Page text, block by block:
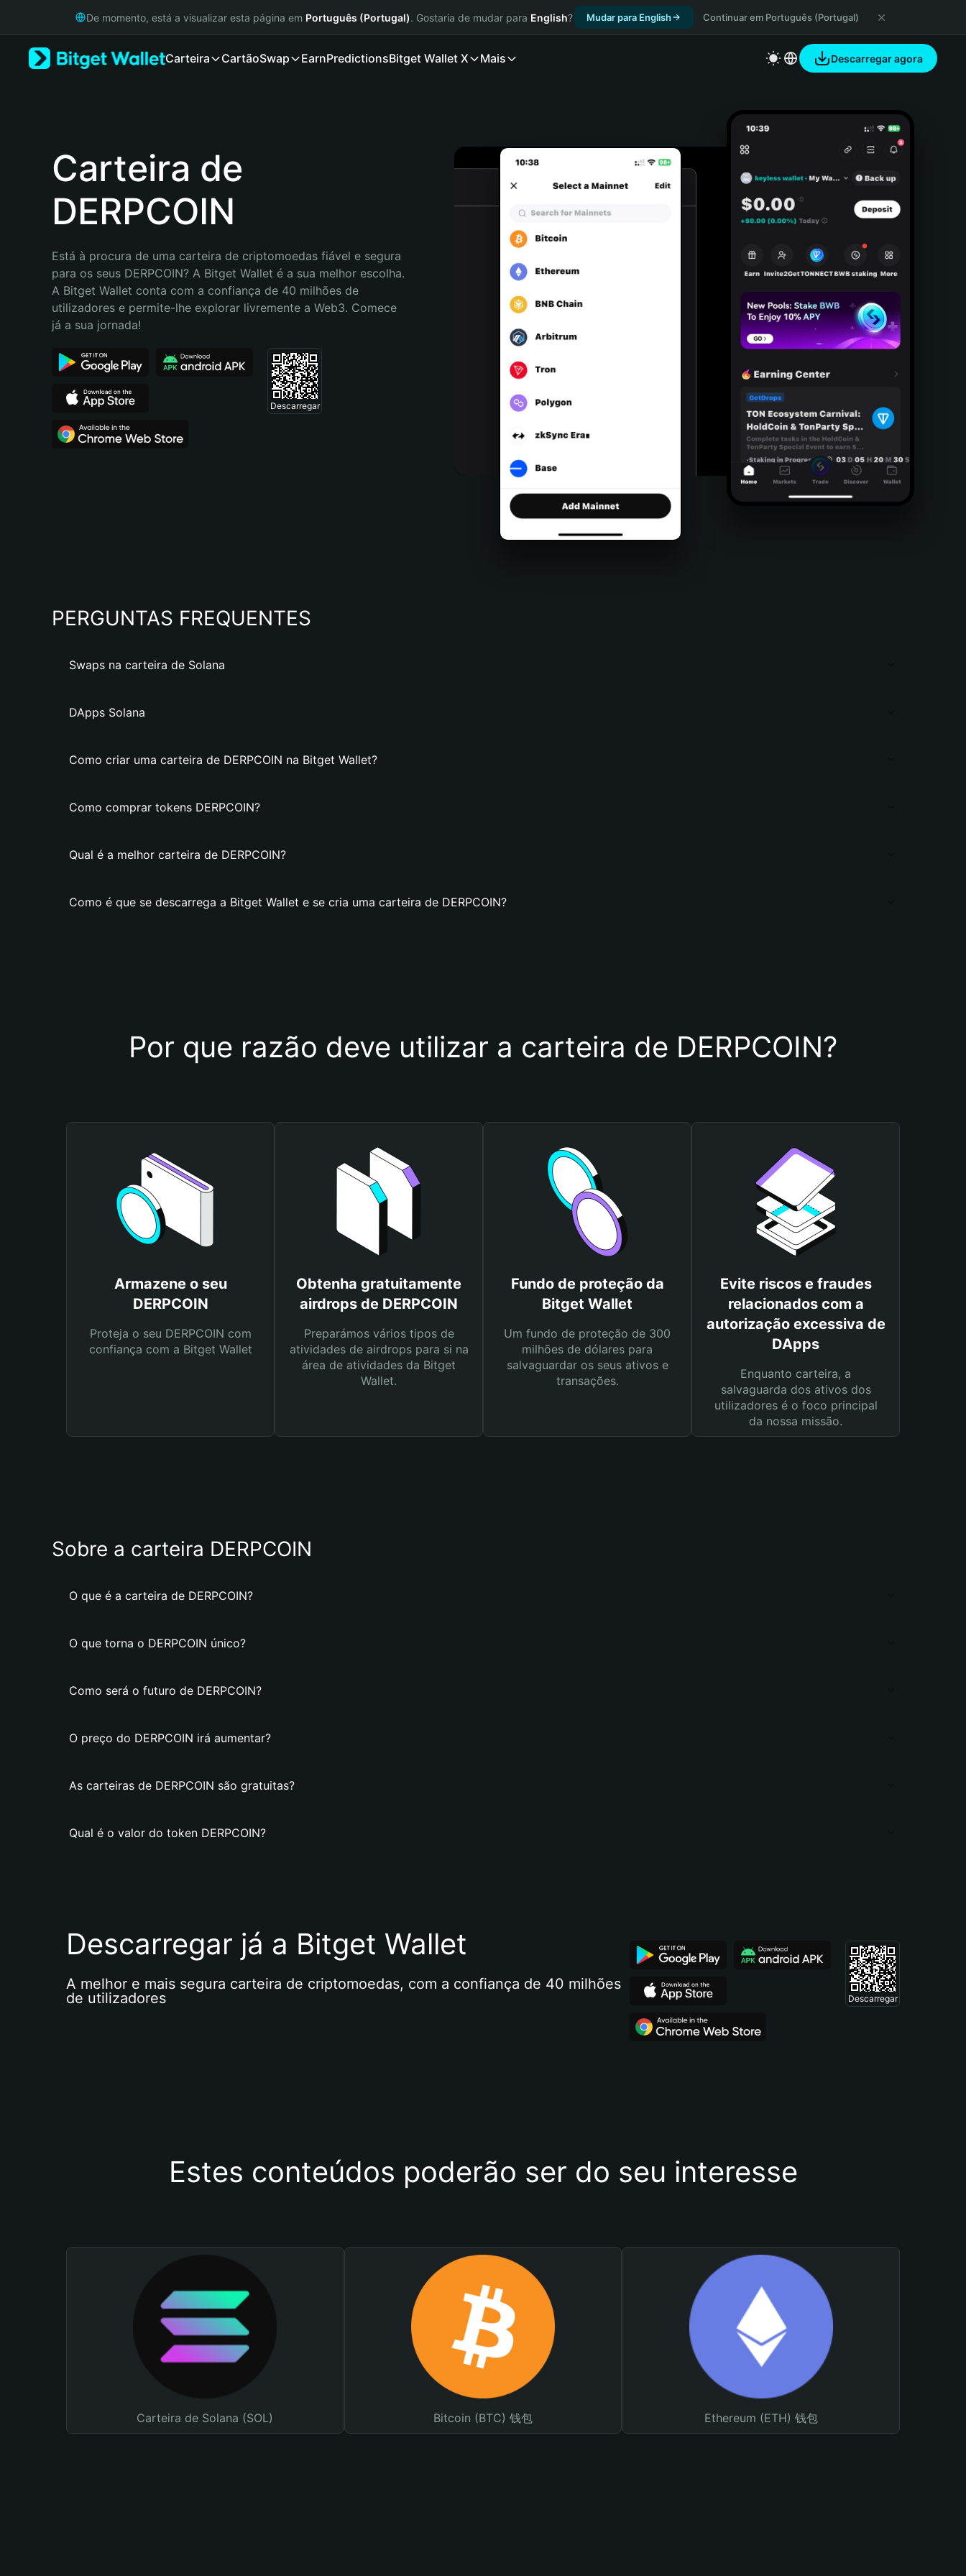
Русский
Português (Portugal)
Bahasa Indonesia
Português (Brasil)
Español (Argentina)
De momento, está a visualizar esta página em Português (Portugal). Gostaria de mudar para English? Mudar para English Continuar em Português (Portugal)
Carteira CartãoSwap EarnPredictionsBitget Wallet X Mais Descarregar agora
Carteira de
DERPCOIN
Está à procura de uma carteira de criptomoedas fiável e segura
para os seus DERPCOIN? A Bitget Wallet é a sua melhor escolha.
A Bitget Wallet conta com a confiança de 40 milhões de
utilizadores e permite-lhe explorar livremente a Web3. Comece
já a sua jornada!
Descarregar
PERGUNTAS FREQUENTES
Swaps na carteira de Solana
DApps Solana
Como criar uma carteira de DERPCOIN na Bitget Wallet?
Como comprar tokens DERPCOIN?
Qual é a melhor carteira de DERPCOIN?
Como é que se descarrega a Bitget Wallet e se cria uma carteira de DERPCOIN?
Por que razão deve utilizar a carteira de DERPCOIN?
Armazene o seu
DERPCOIN
Proteja o seu DERPCOIN com
confiança com a Bitget Wallet
Obtenha gratuitamente
airdrops de DERPCOIN
Preparámos vários tipos de
atividades de airdrops para si na
área de atividades da Bitget
Wallet.
Fundo de proteção da
Bitget Wallet
Um fundo de proteção de 300
milhões de dólares para
salvaguardar os seus ativos e
transações.
Evite riscos e fraudes
relacionados com a
autorização excessiva de
DApps
Enquanto carteira, a
salvaguarda dos ativos dos
utilizadores é o foco principal
da nossa missão.
Sobre a carteira DERPCOIN
O que é a carteira de DERPCOIN?
O que torna o DERPCOIN único?
Como será o futuro de DERPCOIN?
O preço do DERPCOIN irá aumentar?
As carteiras de DERPCOIN são gratuitas?
Qual é o valor do token DERPCOIN?
Descarregar já a Bitget Wallet
A melhor e mais segura carteira de criptomoedas, com a confiança de 40 milhões
de utilizadores
Descarregar
Estes conteúdos poderão ser do seu interesse
Carteira de Solana (SOL) Bitcoin (BTC) 钱包 Ethereum (ETH) 钱包